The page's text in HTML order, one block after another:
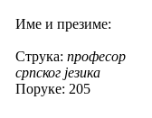
Име и презиме:
Струка: професор
српског језика
Поруке: 205